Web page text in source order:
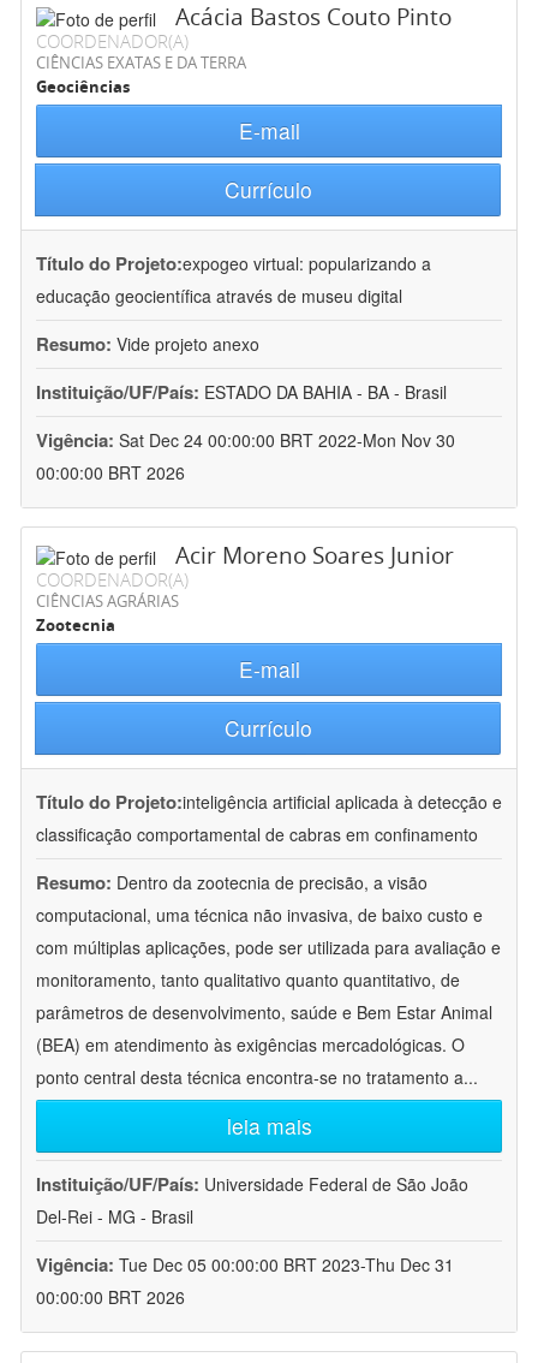
Acácia Bastos Couto Pinto
COORDENADOR(A)
CIÊNCIAS EXATAS E DA TERRA
Geociências
E-mail
Currículo
Título do Projeto:expogeo virtual: popularizando a
educação geocientífica através de museu digital
Resumo: Vide projeto anexo
Instituição/UF/País: ESTADO DA BAHIA - BA - Brasil
Vigência: Sat Dec 24 00:00:00 BRT 2022-Mon Nov 30
00:00:00 BRT 2026
Acir Moreno Soares Junior
COORDENADOR(A)
CIÊNCIAS AGRÁRIAS
Zootecnia
E-mail
Currículo
Título do Projeto:inteligência artificial aplicada à detecção e
classificação comportamental de cabras em confinamento
Resumo: Dentro da zootecnia de precisão, a visão
computacional, uma técnica não invasiva, de baixo custo e
com múltiplas aplicações, pode ser utilizada para avaliação e
monitoramento, tanto qualitativo quanto quantitativo, de
parâmetros de desenvolvimento, saúde e Bem Estar Animal
(BEA) em atendimento às exigências mercadológicas. O
ponto central desta técnica encontra-se no tratamento a...
leia mais
Instituição/UF/País: Universidade Federal de São João
Del-Rei - MG - Brasil
Vigência: Tue Dec 05 00:00:00 BRT 2023-Thu Dec 31
00:00:00 BRT 2026